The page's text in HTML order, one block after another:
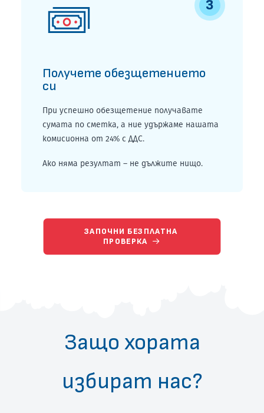
3
Получете обезщетението
си
При успешно обезщетение получавате
сумата по сметка, а ние удържаме нашата
комисионна от 24% с ДДС.
Ако няма резултат – не дължите нищо.
ЗАПОЧНИ БЕЗПЛАТНА
ПРОВЕРКА
Защо хората
избират нас?